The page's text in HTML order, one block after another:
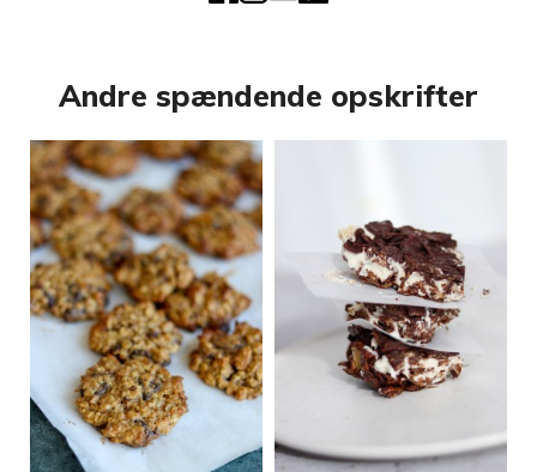
Andre spændende opskrifter